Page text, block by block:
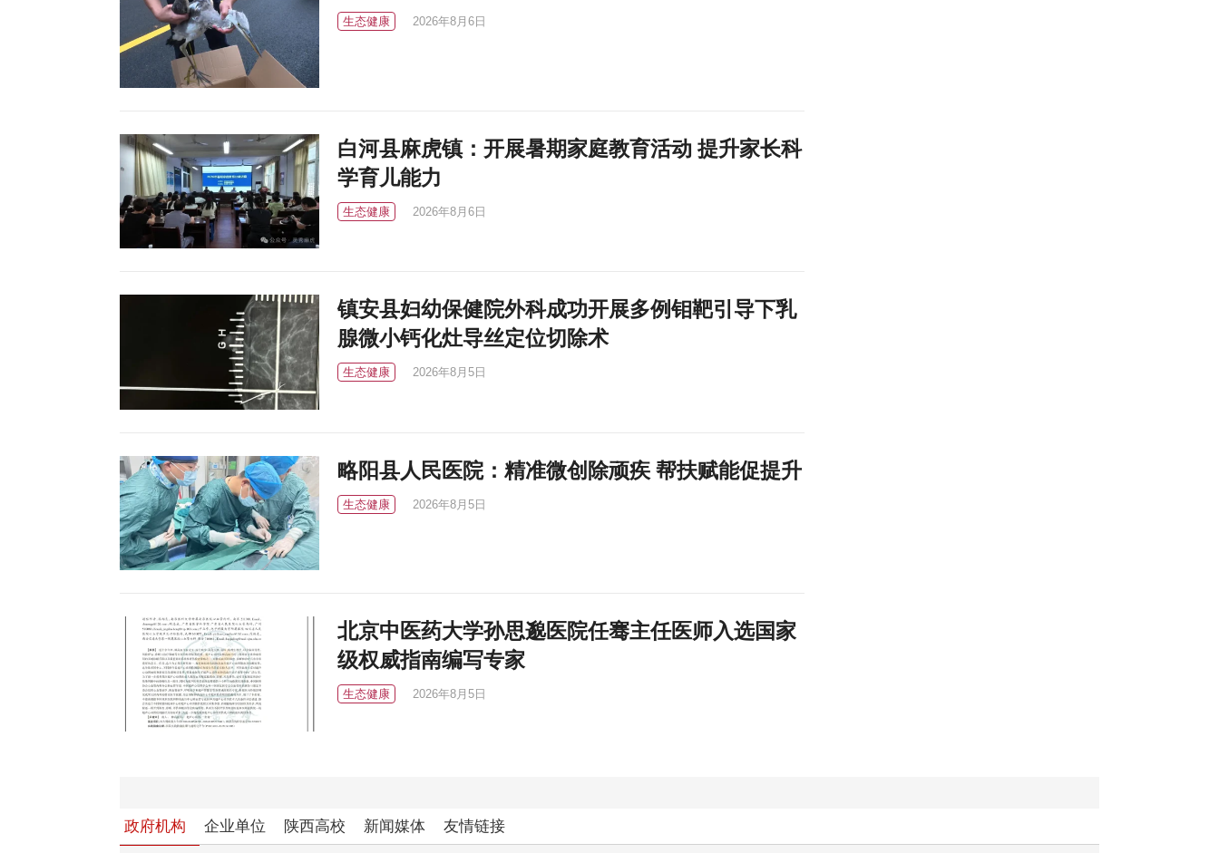
生态健康 2026年8月6日
白河县麻虎镇：开展暑期家庭教育活动 提升家长科
学育儿能力
生态健康 2026年8月6日
镇安县妇幼保健院外科成功开展多例钼靶引导下乳
腺微小钙化灶导丝定位切除术
生态健康 2026年8月5日
略阳县人民医院：精准微创除顽疾 帮扶赋能促提升
生态健康 2026年8月5日
北京中医药大学孙思邈医院任骞主任医师入选国家
级权威指南编写专家
生态健康 2026年8月5日
政府机构 企业单位 陕西高校 新闻媒体 友情链接